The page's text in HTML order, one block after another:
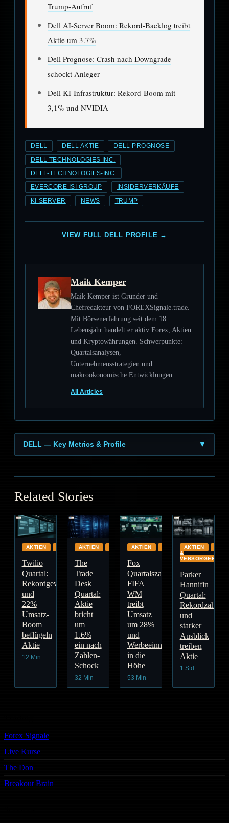
Trump-Aufruf
Dell AI-Server Boom: Rekord-Backlog treibt
Aktie um 3.7%
Dell Prognose: Crash nach Downgrade
schockt Anleger
Dell KI-Infrastruktur: Rekord-Boom mit
3,1% und NVIDIA
DELL DELL AKTIE DELL PROGNOSE
DELL TECHNOLOGIES INC.
DELL-TECHNOLOGIES-INC.
EVERCORE ISI GROUP INSIDERVERKÄUFE
KI-SERVER NEWS TRUMP
VIEW FULL DELL PROFILE →
Maik Kemper
Maik Kemper ist Gründer und
Chefredakteur von FOREXSignale.trade.
Mit Börsenerfahrung seit dem 18.
Lebensjahr handelt er aktiv Forex, Aktien
und Kryptowährungen. Schwerpunkte:
Quartalsanalysen,
Unternehmensstrategien und
makroökonomische Entwicklungen.
All Articles
DELL — Key Metrics & Profile ▼
Related Stories
AKTIEN
Twilio
Quartal:
Rekordgewinn
und
22%
Umsatz-
Boom
beflügeln
Aktie
12 Min
AKTIEN GLOBAL
The
Trade
Desk
Quartal:
Aktie
bricht
um
1.6%
ein nach
Zahlen-
Schock
32 Min
AKTIEN GLOBAL
Fox
Quartalszahlen:
FIFA
WM
treibt
Umsatz
um 28%
und
Werbeeinnahmen
in die
Höhe
53 Min
AKTIEN
&
VERSORGER
Parker
Hannifin
Quartal:
Rekordzahlen
und
starker
Ausblick
treiben
Aktie
1 Std
Forex Signale
Live Kurse
The Don
Breakout Brain